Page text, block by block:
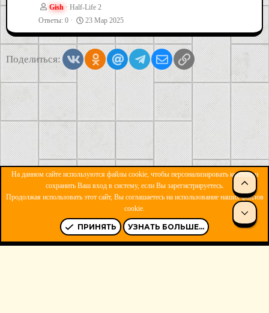
Gish
Half-Life 2
Ответы 0 23 Мар 2025
Поделиться: VkontakteOdnoklassniki
Mail.ruTelegramЭлектронная почта
Ссылка
ОБРАТНАЯ СВЯЗЬ
УСЛОВИЯ И ПРАВИЛА
R
S
S
На данном сайте используются файлы cookie, чтобы персонализировать контент и
сохранить Ваш вход в систему, если Вы зарегистрируетесь.
Продолжая использовать этот сайт, Вы соглашаетесь на использование наших файлов
cookie.
ПРИНЯТЬ УЗНАТЬ БОЛЬШЕ...